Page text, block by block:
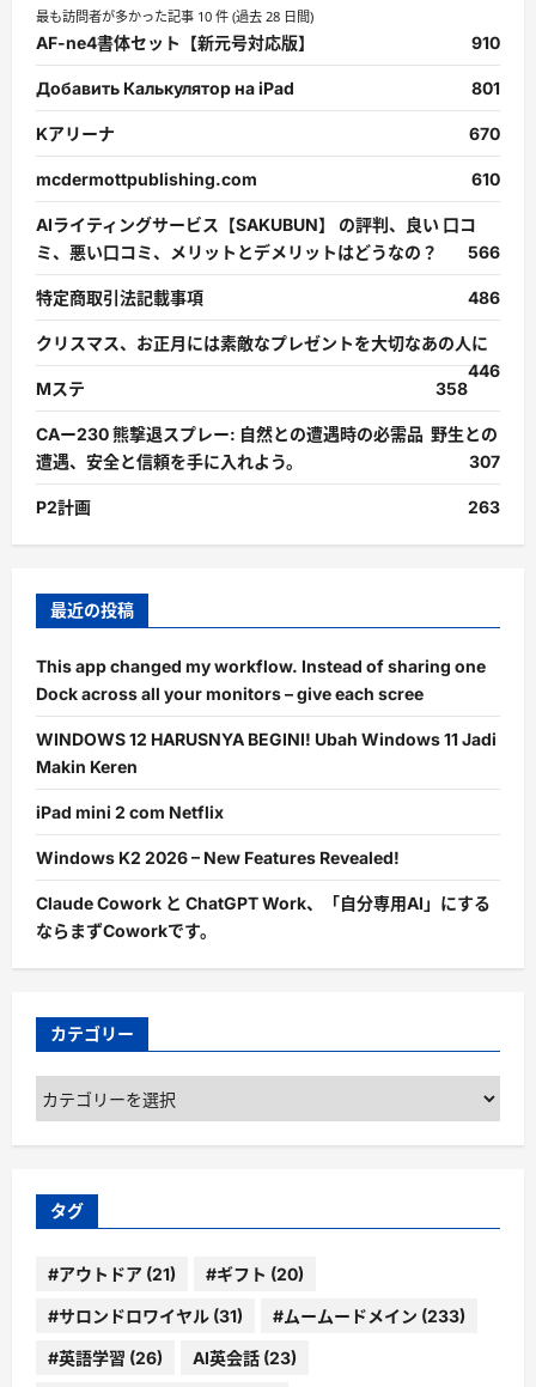
最も訪問者が多かった記事 10 件 (過去 28 日間)
AF-ne4書体セット【新元号対応版】 910
Добавить Калькулятор на iPad 801
Kアリーナ 670
mcdermottpublishing.com 610
AIライティングサービス【SAKUBUN】 の評判、良い 口コ
ミ、悪い口コミ、メリットとデメリットはどうなの？
566
特定商取引法記載事項 486
クリスマス、お正月には素敵なプレゼントを大切なあの人に
446
Mステ
358
CAー230 熊撃退スプレー: 自然との遭遇時の必需品 野生との
遭遇、安全と信頼を手に入れよう。
307
P2計画 263
最近の投稿
This app changed my workflow. Instead of sharing one
Dock across all your monitors – give each scree
WINDOWS 12 HARUSNYA BEGINI! Ubah Windows 11 Jadi
Makin Keren
iPad mini 2 com Netflix
Windows K2 2026 – New Features Revealed!
Claude Cowork と ChatGPT Work、「自分専用AI」にする
ならまずCoworkです。
カテゴリー
カ
テ
ゴ
ー
タグ
#アウトドア (21) #ギフト (20)
#サロンドロワイヤル (31) #ムームードメイン (233)
#英語学習 (26) AI英会話 (23)